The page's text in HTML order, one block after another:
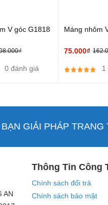
V góc G1818
0 đánh giá
Máng nhôm
75.000₫
1
GIẢI PHÁP TRANG
AN
Thông Tin Công
Chính sách đổi trả
Chính sách bảo mật